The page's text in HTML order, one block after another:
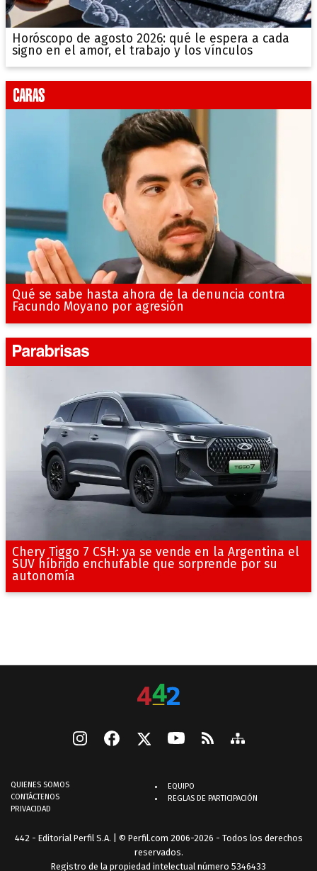
Horóscopo de agosto 2026: qué le espera a cada
signo en el amor, el trabajo y los vínculos
Qué se sabe hasta ahora de la denuncia contra
Facundo Moyano por agresión
Chery Tiggo 7 CSH: ya se vende en la Argentina el
SUV híbrido enchufable que sorprende por su
autonomía
QUIENES SOMOS
CONTÁCTENOS
PRIVACIDAD
EQUIPO
REGLAS DE PARTICIPACIÓN
442 - Editorial Perfil S.A. | © Perfil.com 2006-2026 - Todos los derechos
reservados.
Registro de la propiedad intelectual número 5346433